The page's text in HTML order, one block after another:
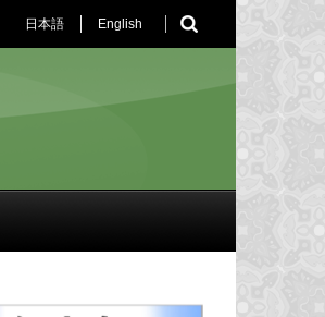
日本語 English